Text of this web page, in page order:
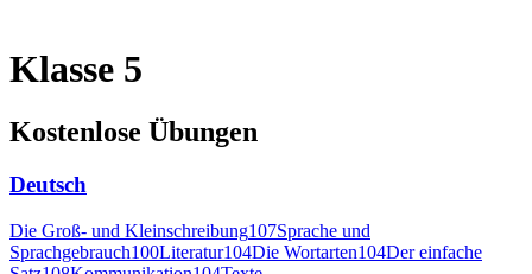
Klasse 5
Kostenlose Übungen
Deutsch
Die Groß- und Kleinschreibung107Sprache und
Sprachgebrauch100Literatur104Die Wortarten104Der einfache